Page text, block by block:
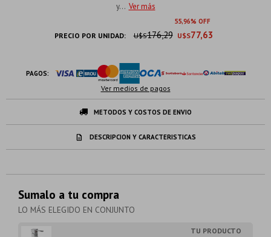
y... Ver más
55 96
PRECIO POR UNIDAD: U$S77,63
U$S176,29
PAGOS:
Ver medios de pagos
METODOS Y COSTOS DE ENVIO
DESCRIPCION Y CARACTERISTICAS
Sumalo a tu compra
LO MÁS ELEGIDO EN CONJUNTO